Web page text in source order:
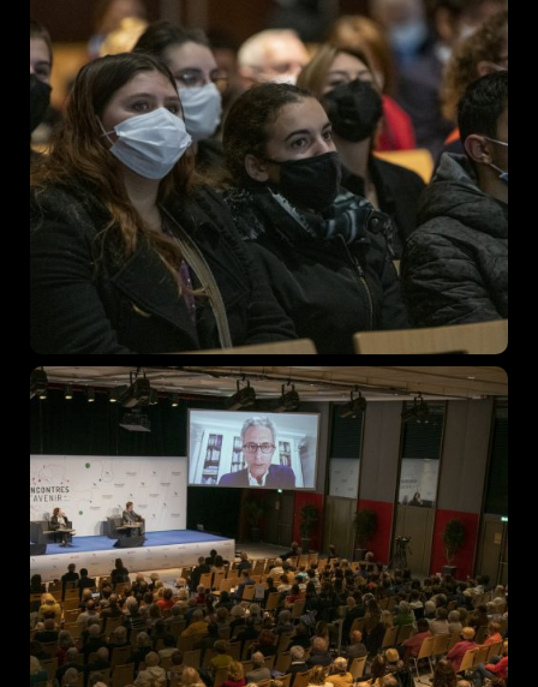
Business Engineering Growth Platform
When
Sunday to Wednesday
December 23 to 26, 2022
Where
467 Davidson ave
Los Angeles CA 95716
Get directions